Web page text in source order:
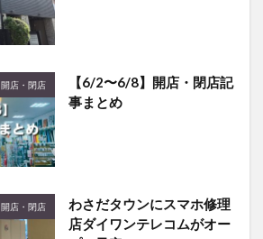
開店・閉店
【6/2〜6/8】開店・閉店記
事まとめ
開店・閉店
わさだタウンにスマホ修理
店ダイワンテレコムがオー